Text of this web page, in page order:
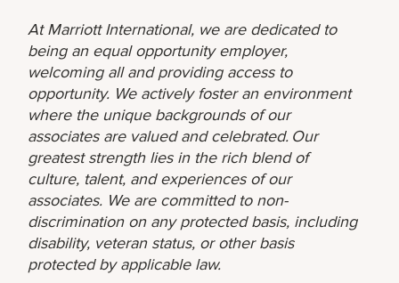
At Marriott International, we are dedicated to
being an equal opportunity employer,
welcoming all and providing access to
opportunity. We actively foster an environment
where the unique backgrounds of our
associates are valued and celebrated. Our
greatest strength lies in the rich blend of
culture, talent, and experiences of our
associates. We are committed to non-
discrimination on any protected basis, including
disability, veteran status, or other basis
protected by applicable law.